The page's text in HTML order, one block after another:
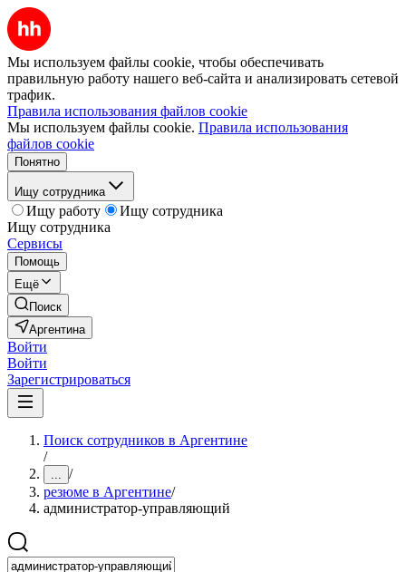
Мы используем файлы cookie, чтобы обеспечивать
правильную работу нашего веб-сайта и анализировать сетевой
трафик.
Правила использования файлов cookie
Мы используем файлы cookie. Правила использования
файлов cookie
Понятно
Ищу сотрудника
Ищу работу
Ищу сотрудника
Ищу сотрудника
Сервисы
Помощь
Ещё
Поиск
Аргентина
Войти
Войти
Зарегистрироваться
Поиск сотрудников в Аргентине
/
... /
резюме в Аргентине/
администратор-управляющий